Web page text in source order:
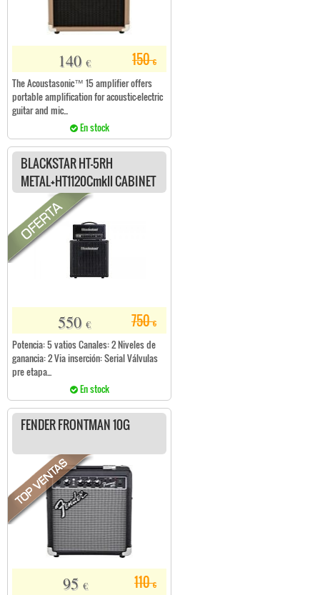
150€
140 €
The Acoustasonic™ 15 amplifier offers
portable amplification for acoustic-electric
guitar and mic...
En stock
BLACKSTAR HT-5RH
METAL+HT1120Cmkll CABINET
750€
550 €
Potencia: 5 vatios Canales: 2 Niveles de
ganancia: 2 Via inserción: Serial Válvulas
pre etapa...
En stock
FENDER FRONTMAN 10G
110€
95 €